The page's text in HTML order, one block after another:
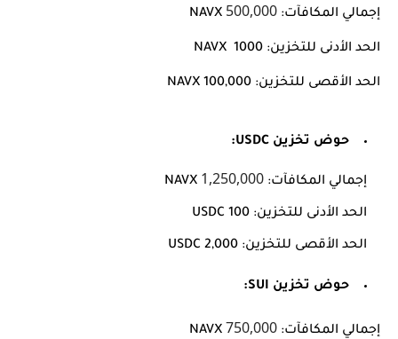
إجمالي المكافآت: 500,000
NAVX
الحد الأدنى للتخزين: 1000
NAVX
الحد الأقصى للتخزين: 100,000
NAVX
حوض تخزين USDC:
إجمالي المكافآت: 1,250,000
NAVX
الحد الأدنى للتخزين: 100 USDC
الحد الأقصى للتخزين: 2,000 USDC
حوض تخزين SUI:
إجمالي المكافآت: 750,000
NAVX